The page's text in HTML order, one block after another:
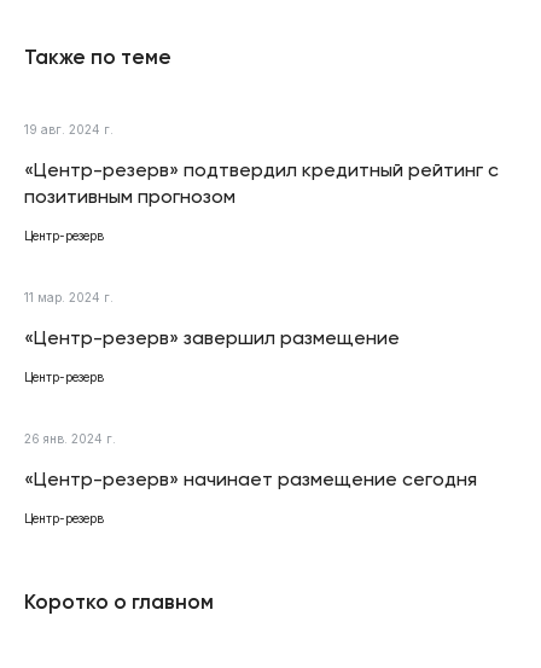
Также по теме
19 авг. 2024 г.
«Центр-резерв» подтвердил кредитный рейтинг с
позитивным прогнозом
Центр-резерв
11 мар. 2024 г.
«Центр-резерв» завершил размещение
Центр-резерв
26 янв. 2024 г.
«Центр-резерв» начинает размещение сегодня
Центр-резерв
Коротко о главном